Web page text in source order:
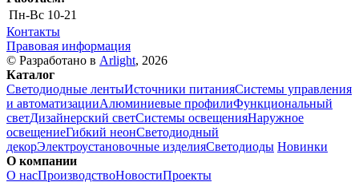
Пн-Вс 10-21
Контакты
Правовая информация
© Разработано в Arlight, 2026
Каталог
Светодиодные лентыИсточники питанияСистемы управления
и автоматизацииАлюминиевые профилиФункциональный
светДизайнерский светСистемы освещенияНаружное
освещениеГибкий неонСветодиодный
декорЭлектроустановочные изделияСветодиоды Новинки
О компании
О насПроизводствоНовостиПроекты